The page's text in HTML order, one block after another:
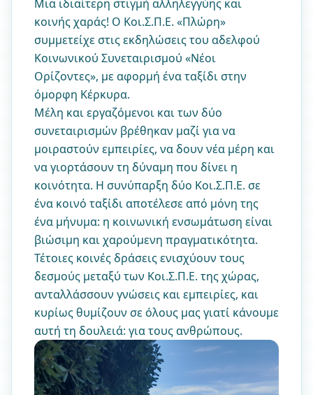
Μια ιδιαίτερη στιγμή αλληλεγγύης και
κοινής χαράς! Ο Κοι.Σ.Π.Ε. «Πλώρη»
συμμετείχε στις εκδηλώσεις του αδελφού
Κοινωνικού Συνεταιρισμού «Νέοι
Ορίζοντες», με αφορμή ένα ταξίδι στην
όμορφη Κέρκυρα.
Μέλη και εργαζόμενοι και των δύο
συνεταιρισμών βρέθηκαν μαζί για να
μοιραστούν εμπειρίες, να δουν νέα μέρη και
να γιορτάσουν τη δύναμη που δίνει η
κοινότητα. Η συνύπαρξη δύο Κοι.Σ.Π.Ε. σε
ένα κοινό ταξίδι αποτέλεσε από μόνη της
ένα μήνυμα: η κοινωνική ενσωμάτωση είναι
βιώσιμη και χαρούμενη πραγματικότητα.
Τέτοιες κοινές δράσεις ενισχύουν τους
δεσμούς μεταξύ των Κοι.Σ.Π.Ε. της χώρας,
ανταλλάσσουν γνώσεις και εμπειρίες, και
κυρίως θυμίζουν σε όλους μας γιατί κάνουμε
αυτή τη δουλειά: για τους ανθρώπους.